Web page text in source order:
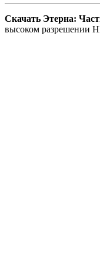
Скачать Этерна:
высоком разрешении